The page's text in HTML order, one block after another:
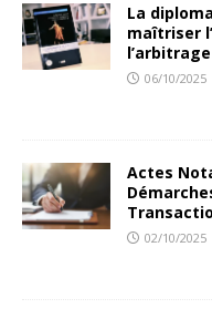
La
maîtriser
l’arbitrage
06/10/2025
Actes
02/10/2025